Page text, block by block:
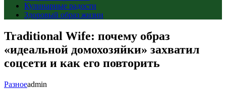
Кулинарные радости
Здоровый образ жизни
Traditional Wife: почему образ
«идеальной домохозяйки» захватил
соцсети и как его повторить
Разноеadmin